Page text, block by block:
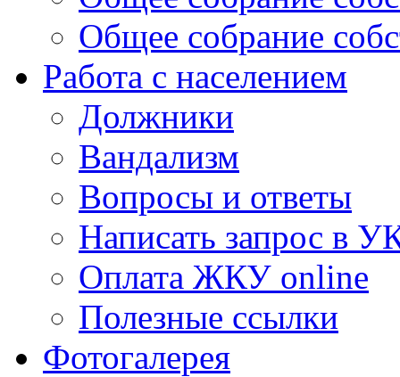
Общее собрание
Работа с населением
Должники
Вандализм
Вопросы и ответы
Написать запрос в
Оплата ЖКУ online
Полезные ссылки
Фотогалерея